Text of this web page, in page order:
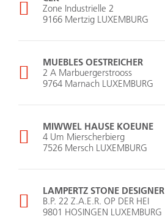
Zone Industrielle 2
9166 Mertzig LUXEMBURG
MUEBLES OESTREICHER
2 A Marbuergerstrooss
9764 Marnach LUXEMBURG
MIWWEL HAUSE KOEUNE
4 Um Mierscherbierg
7526 Mersch LUXEMBURG
LAMPERTZ STONE DESIGNER
B.P. 22 Z.A.E.R. OP DER HEI
9801 HOSINGEN LUXEMBURG